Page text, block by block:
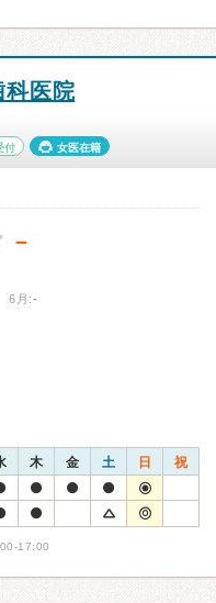
科医院
付 女医在籍
－
月:-
木 金 土 日 祝
17:00